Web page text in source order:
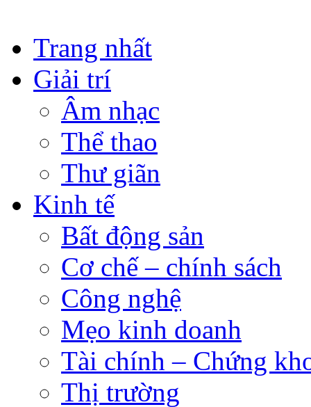
Trang nhất
Giải trí
Âm nhạc
Thể thao
Thư giãn
Kinh tế
Bất động sản
Cơ chế – chính sách
Công nghệ
Mẹo kinh doanh
Tài chính – Chứng
Thị trường